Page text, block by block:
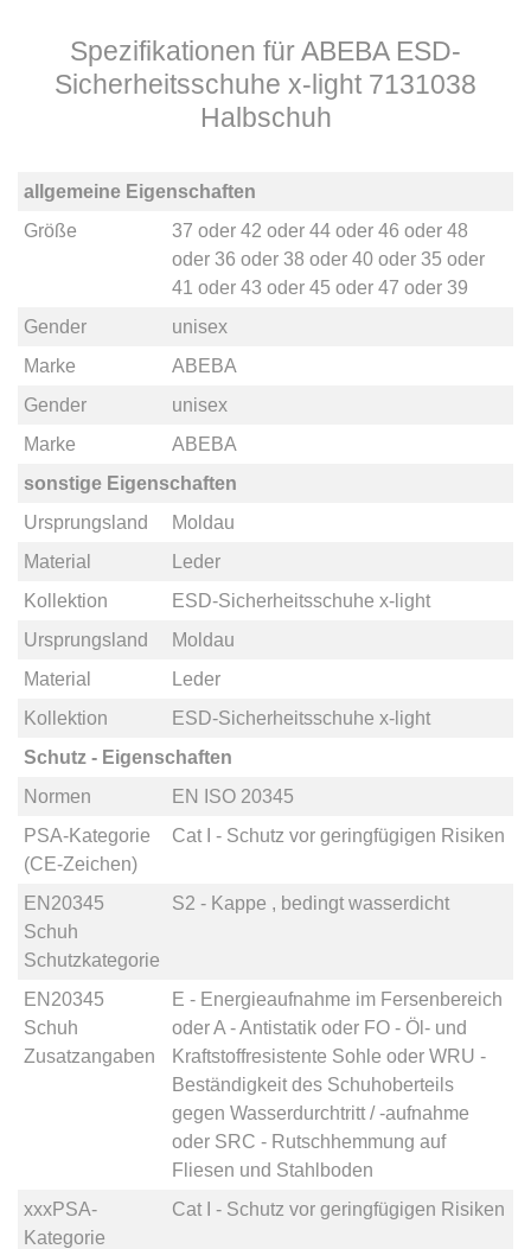
Spezifikationen für ABEBA ESD-
Sicherheitsschuhe x-light 7131038
Halbschuh
allgemeine Eigenschaften
Größe
37 oder 42 oder 44oder 46 oder 48
oder 36 oder 38 oder 40oder 35 oder
41 oder 43 oder 45 oder 47 oder 39
Gender
unisex
Marke
ABEBA
Gender
unisex
Marke
ABEBA
sonstige Eigenschaften
Ursprungsland
Moldau
Material
Leder
Kollektion
ESD-Sicherheitsschuhe x-light
Ursprungsland
Moldau
Material
Leder
Kollektion
ESD-Sicherheitsschuhe x-light
Schutz - Eigenschaften
Normen
EN ISO 20345
PSA-Kategorie
(CE-Zeichen)
Cat I - Schutz vor geringfügigen Risiken
EN20345
Schuh
Schutzkategorie
S2 - Kappe , bedingt wasserdicht
EN20345
Schuh
Zusatzangaben
E - Energieaufnahme im Fersenbereich
oderA - Antistatikoder FO - Öl- und
Kraftstoffresistente Sohle oder WRU -
Beständigkeit des Schuhoberteils
gegen Wasserdurchtritt / -aufnahme
oder SRC - Rutschhemmung auf
Fliesen und Stahlboden
xxxPSA-
Kategorie
Cat I - Schutz vor geringfügigen Risiken